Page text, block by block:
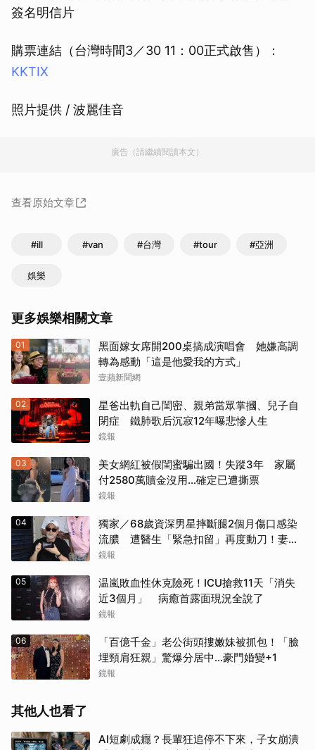
簽名明信片
購票連結（台灣時間3／30 11：00正式啟售）：
KKTIX
照片提供 / 波麗佳音
廣告（請繼續閱讀本文）
查看原始文章
#ill #van #台灣 #tour #亞洲
娛樂
更多娛樂相關文章
01
黑面嫁女席開200桌搞成演唱會 她嫌高調
轉為感動「這是他愛我的方式」
壹蘋新聞網
02
星爸出軌自己閨密、親弟當眾掌摑、兒子自
閉症 鐵肺歌后沉寂12年曝悲慘人生
鏡報
03
美女網紅被假閨蜜騙出國！失蹤3年 家屬
付2580萬贖金沒用…確定已遭撕票
鏡報
04
獨家／68歲資深男星摔斷腿2個月傷口感染
流膿 遭醫生「緊急扣留」再度動刀！妻心
力交瘁曝現況
鏡報
05
温嵐敗血性休克險死！ICU搶救11天「消失
近3個月」 病癒首露面現況全說了
鏡報
06
「百億千金」老公街頭摟嫩妹被抓包！「臉
埋頸肩狂親」驚爆分居中...豪門婚變+1
鏡報
其他人也看了
AI短劇成癮？長輩狂追停不下來，子女崩潰